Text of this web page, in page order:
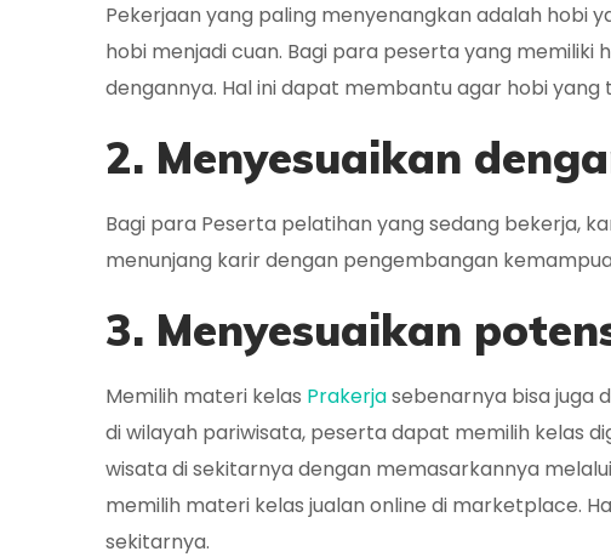
Pekerjaan yang paling menyenangkan adalah hobi
hobi menjadi cuan. Bagi para peserta yang
dengannya. Hal ini dapat membantu agar hobi
2. Menyesuaikan
Bagi para Peserta pelatihan yang sedang bekerja,
menunjang karir dengan pengembangan
3. Menyesuaikan
Memilih materi kelas Prakerjasebenarnya bisa juga
di wilayah pariwisata, peserta dapat memilih kelas
wisata di sekitarnya dengan memasarkannya
memilih materi kelas jualan online di marketplace.
sekitarnya.